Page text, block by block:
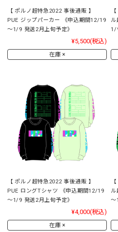
【 ポルノ超特急2022 事後通販 】
PUE ジップパーカー 《申込期間12/19
～1/9 発送2月上旬予定》
¥5,500(税込)
在庫 ×
ル
1/
【 ポルノ超特急2022 事後通販 】
PUE ロングTシャツ 《申込期間12/19
～1/9 発送2月上旬予定》
¥4,000(税込)
在庫 ×
ル
～